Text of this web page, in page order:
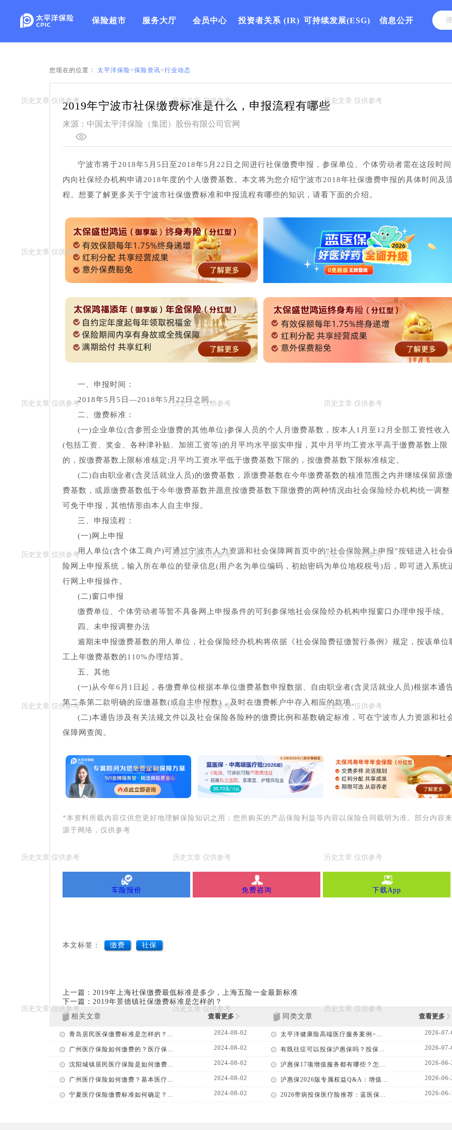
保险超市 服务大厅 会员中心 投资者关系 (IR) 可持续发展(ESG) 信息公开
您现在的位置： 太平洋保险>保险资讯>行业动态
2019年宁波市社保缴费标准是什么，申报流程有哪些
来源：中国太平洋保险（集团）股份有限公司官网
宁波市将于2018年5月5日至2018年5月22日之间进行社保缴费申报，参保单位、个体劳动者需在这段时间
内向社保经办机构申请2018年度的个人缴费基数。本文将为您介绍宁波市2018年社保缴费申报的具体时间及
程。想要了解更多关于宁波市社保缴费标准和申报流程有哪些的知识，请看下面的介绍。
一、申报时间：
2018年5月5日—2018年5月22日之间。
二、缴费标准：
(一)企业单位(含参照企业缴费的其他单位)参保人员的个人月缴费基数，按本人1月至12月全部工资性收入
(包括工资、奖金、各种津补贴、加班工资等)的月平均水平据实申报，其中月平均工资水平高于缴费基数上限
的，按缴费基数上限标准核定;月平均工资水平低于缴费基数下限的，按缴费基数下限标准核定。
(二)自由职业者(含灵活就业人员)的缴费基数，原缴费基数在今年缴费基数的核准范围之内并继续保留原缴
费基数，或原缴费基数低于今年缴费基数并愿意按缴费基数下限缴费的两种情况由社会保险经办机构统一调整
可免于申报，其他情形由本人自主申报。
三、申报流程：
(一)网上申报
用人单位(含个体工商户)可通过宁波市人力资源和社会保障网首页中的“社会保险网上申报”按钮进入社会
险网上申报系统，输入所在单位的登录信息(用户名为单位编码，初始密码为单位地税税号)后，即可进入系统
行网上申报操作。
(二)窗口申报
缴费单位、个体劳动者等暂不具备网上申报条件的可到参保地社会保险经办机构申报窗口办理申报手续。
四、未申报调整办法
逾期未申报缴费基数的用人单位，社会保险经办机构将依据《社会保险费征缴暂行条例》规定，按该单位
工上年缴费基数的110%办理结算。
五、其他
(一)从今年6月1日起，各缴费单位根据本单位缴费基数申报数据、自由职业者(含灵活就业人员)根据本通
第二条第二款明确的应缴基数(或自主申报数)，及时在缴费帐户中存入相应的款项。
(二)本通告涉及有关法规文件以及社会保险各险种的缴费比例和基数确定标准，可在宁波市人力资源和社
保障网查阅。
*本资料所载內容仅供您更好地理解保险知识之用；您所购买的产品保险利益等内容以保险合同载明为准。部分内容来
源于网络，仅供参考
车险报价 免费咨询 下载App
本文标签： 缴费 社保
上一篇：2019年上海社保缴费最低标准是多少，上海五险一金最新标准
下一篇：2019年景德镇社保缴费标准是怎样的？
相关文章
查看更多
青岛居民医保缴费标准是怎样的？... 2024-08-02
广州医疗保险如何缴费的？医疗保... 2024-08-02
沈阳城镇居民医疗保险是如何缴费... 2024-08-02
广州医疗保险如何缴费？基本医疗... 2024-08-02
宁夏医疗保险缴费标准如何确定？... 2024-08-02
同类文章 查看更多
太平洋健康险高端医疗服务案例~... 2026-07-
有既往症可以投保沪惠保吗？投保... 2026-07-
沪惠保17项增值服务都有哪些？怎... 2026-06-
沪惠保2026版专属权益Q&A：增值... 2026-06-
2026带病投保医疗险推荐：蓝医保... 2026-06-